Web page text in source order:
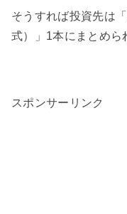
そうすれば投資先は
式）」1本にまとめら
スポンサーリンク